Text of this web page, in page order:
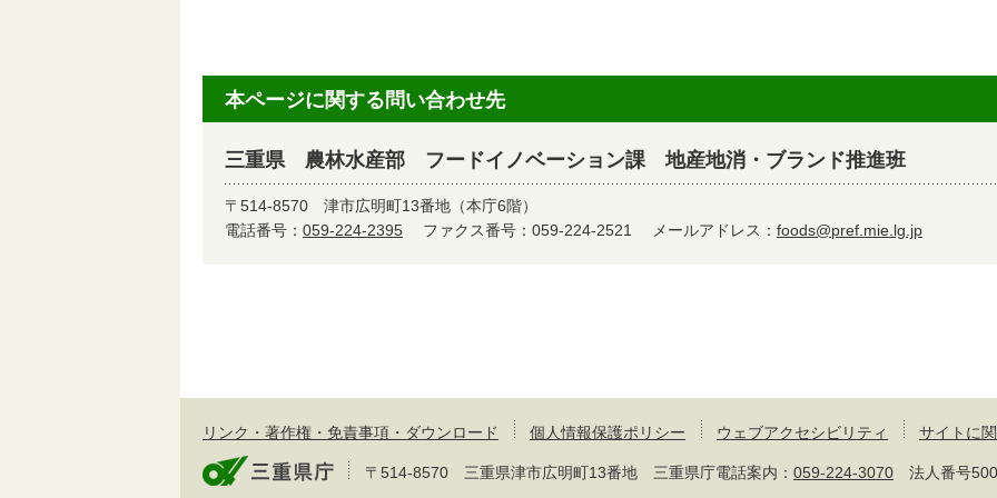
本ページに関する問い合わせ先
三重県 農林水産部 フードイノベーション課 地産地消・ブランド推進班
〒514-8570 津市広明町13番地（本庁6階）
電話番号： 059-224-2395 ファクス番号：059-224-2521 メールアドレス： foods@pref.mie.lg.jp
リンク・著作権・免責事項・ダウンロード 個人情報保護ポリシー ウェブアクセシビリティ サイトに
〒514-8570 三重県津市広明町13番地 三重県庁電話案内： 059-224-3070 法人番号